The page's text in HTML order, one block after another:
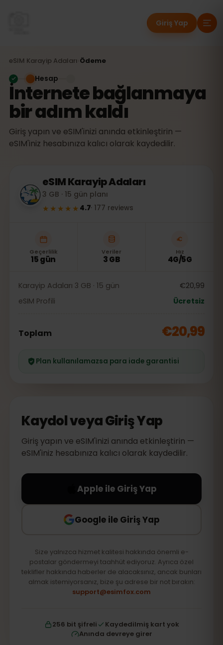
Giriş Yap
eSIM Karayip Adaları Ödeme
İnternete bağlanmaya
bir adım kaldı
Giriş yapın ve eSIM'inizi anında etkinleştirin —
eSIM'iniz hesabınıza kalıcı olarak kaydedilir.
Hesap
eSIMKarayip Adaları
3 GB · 15 gün planı
★★★★★ 4.7· 177 reviews
Geçerlilik
15 gün
Veriler
3 GB
Hız
4G/5G
Karayip Adaları 3 GB · 15 gün
€20,99
eSIM Profili
Ücretsiz
Toplam €20,99
Plan kullanılamazsa para iade garantisi
Kaydol veya Giriş Yap
Giriş yapın ve eSIM'inizi anında etkinleştirin —
eSIM'iniz hesabınıza kalıcı olarak kaydedilir.
Apple ile Giriş Yap
Google ile Giriş Yap
Size yalnızca hizmet kalitesi hakkında önemli e-
postalar göndermeyi taahhüt ediyoruz. Ayrıca özel
teklifler hakkında haberler de alacaksınız, ancak bunları
almak istemiyorsanız, bize şu adrese bir not bırakın:
support@esimfox.com
256 bit şifreli
Kaydedilmiş kart yok
Anında devreye girer